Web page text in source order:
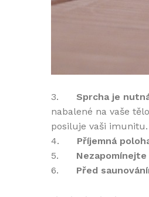
3. Sprcha je
nabalené na vaše
posiluje vaši imunitu.
4. Příjemná
5.
6. Před